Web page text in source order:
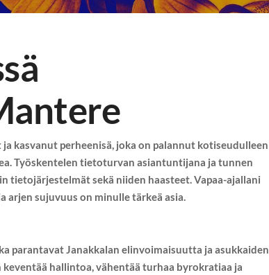
kasvanut perheenisä, joka on palannut kotiseudulleen
Työskentelen tietoturvan asiantuntijana ja tunnen
tietojärjestelmät sekä niiden haasteet. Vapaa-ajallani
arjen sujuvuus on minulle tärkeä asia.
parantavat Janakkalan elinvoimaisuutta ja asukkaiden
hallintoa, vähentää turhaa byrokratiaa ja